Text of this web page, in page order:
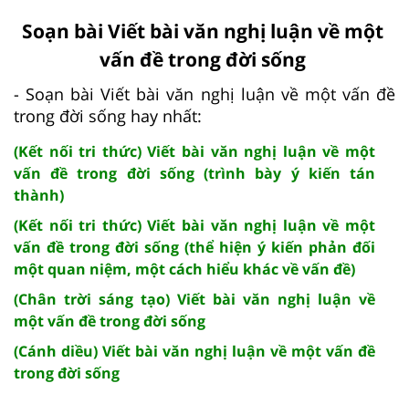
Soạn bài Viết bài văn nghị luận về một
vấn đề trong đời sống
- Soạn bài Viết bài văn nghị luận về một vấn đề
trong đời sống hay nhất:
(Kết nối tri thức) Viết bài văn nghị luận về một
vấn đề trong đời sống (trình bày ý kiến tán
thành)
(Kết nối tri thức) Viết bài văn nghị luận về một
vấn đề trong đời sống (thể hiện ý kiến phản đối
một quan niệm, một cách hiểu khác về vấn đề)
(Chân trời sáng tạo) Viết bài văn nghị luận về
một vấn đề trong đời sống
(Cánh diều) Viết bài văn nghị luận về một vấn đề
trong đời sống